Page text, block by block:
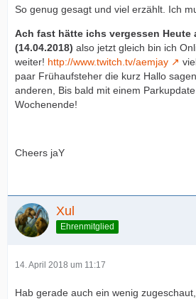
So genug gesagt und viel erzählt. Ich
Ach fast hätte ichs vergessen Heute
(14.04.2018) also jetzt gleich bin ich
weiter! http://www.twitch.tv/aemjay
paar Frühaufsteher die kurz Hallo
anderen, Bis bald mit einem
Wochenende!
Cheers jaY
Xul
Ehrenmitglied
14. April 2018 um 11:17
Hab gerade auch ein wenig